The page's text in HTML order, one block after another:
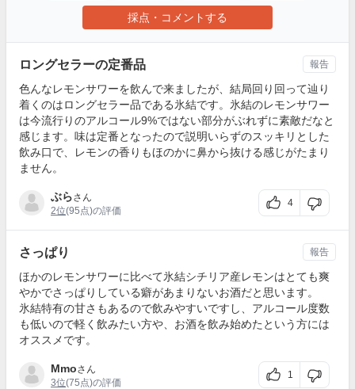
採点・コメントする
ロングセラーの定番品
色んなレモンサワーを飲んで来ましたが、結局回り回って辿り
着くのはロングセラー品である氷結です。氷結のレモンサワー
は今流行りのアルコール9%ではない部分がぶれずに素敵だなと
感じます。味は定番となったので説明いらずのスッキリとした
飲み口で、レモンの香りもほのかに鼻から抜ける感じがたまり
ません。
ぶらさん
2位(95点)の評価
4
報告
さっぱり
ほかのレモンサワーに比べて氷結シチリア産レモンはとても爽
やかでさっぱりしている癖があまりないお酒だと思います。
氷結特有の甘さもあるので飲みやすいですし、アルコール度数
も低いので軽く飲みたい方や、お酒を飲み始めたという方には
オススメです。
Mmoさん
3位(75点)の評価
1
報告